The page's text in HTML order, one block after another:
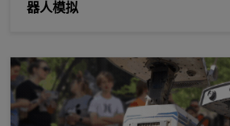
器人模拟
NVIDIA 推出用于机器人仿真的开源物理